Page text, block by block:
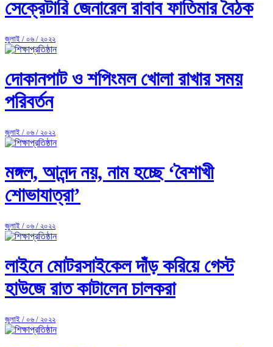
সেক্রেটারি জেনারেল রাবাব ফাতিমার বৈঠক
জুলাই / ০৬ / ২০২২
দোকানপাট ও শপিংমল খোলা রাখার সময়
পরিবর্তন
জুলাই / ০৬ / ২০২২
মঙ্গল, আনন্দ নয়, নাম হচ্ছে ‘বৈশাখী
শোভাযাত্রা’
জুলাই / ০৬ / ২০২২
লাইনে মোটরসাইকেল দাঁড় করিয়ে গেস্ট
হাউজে রাত কাটালেন চালকরা
জুলাই / ০৬ / ২০২২